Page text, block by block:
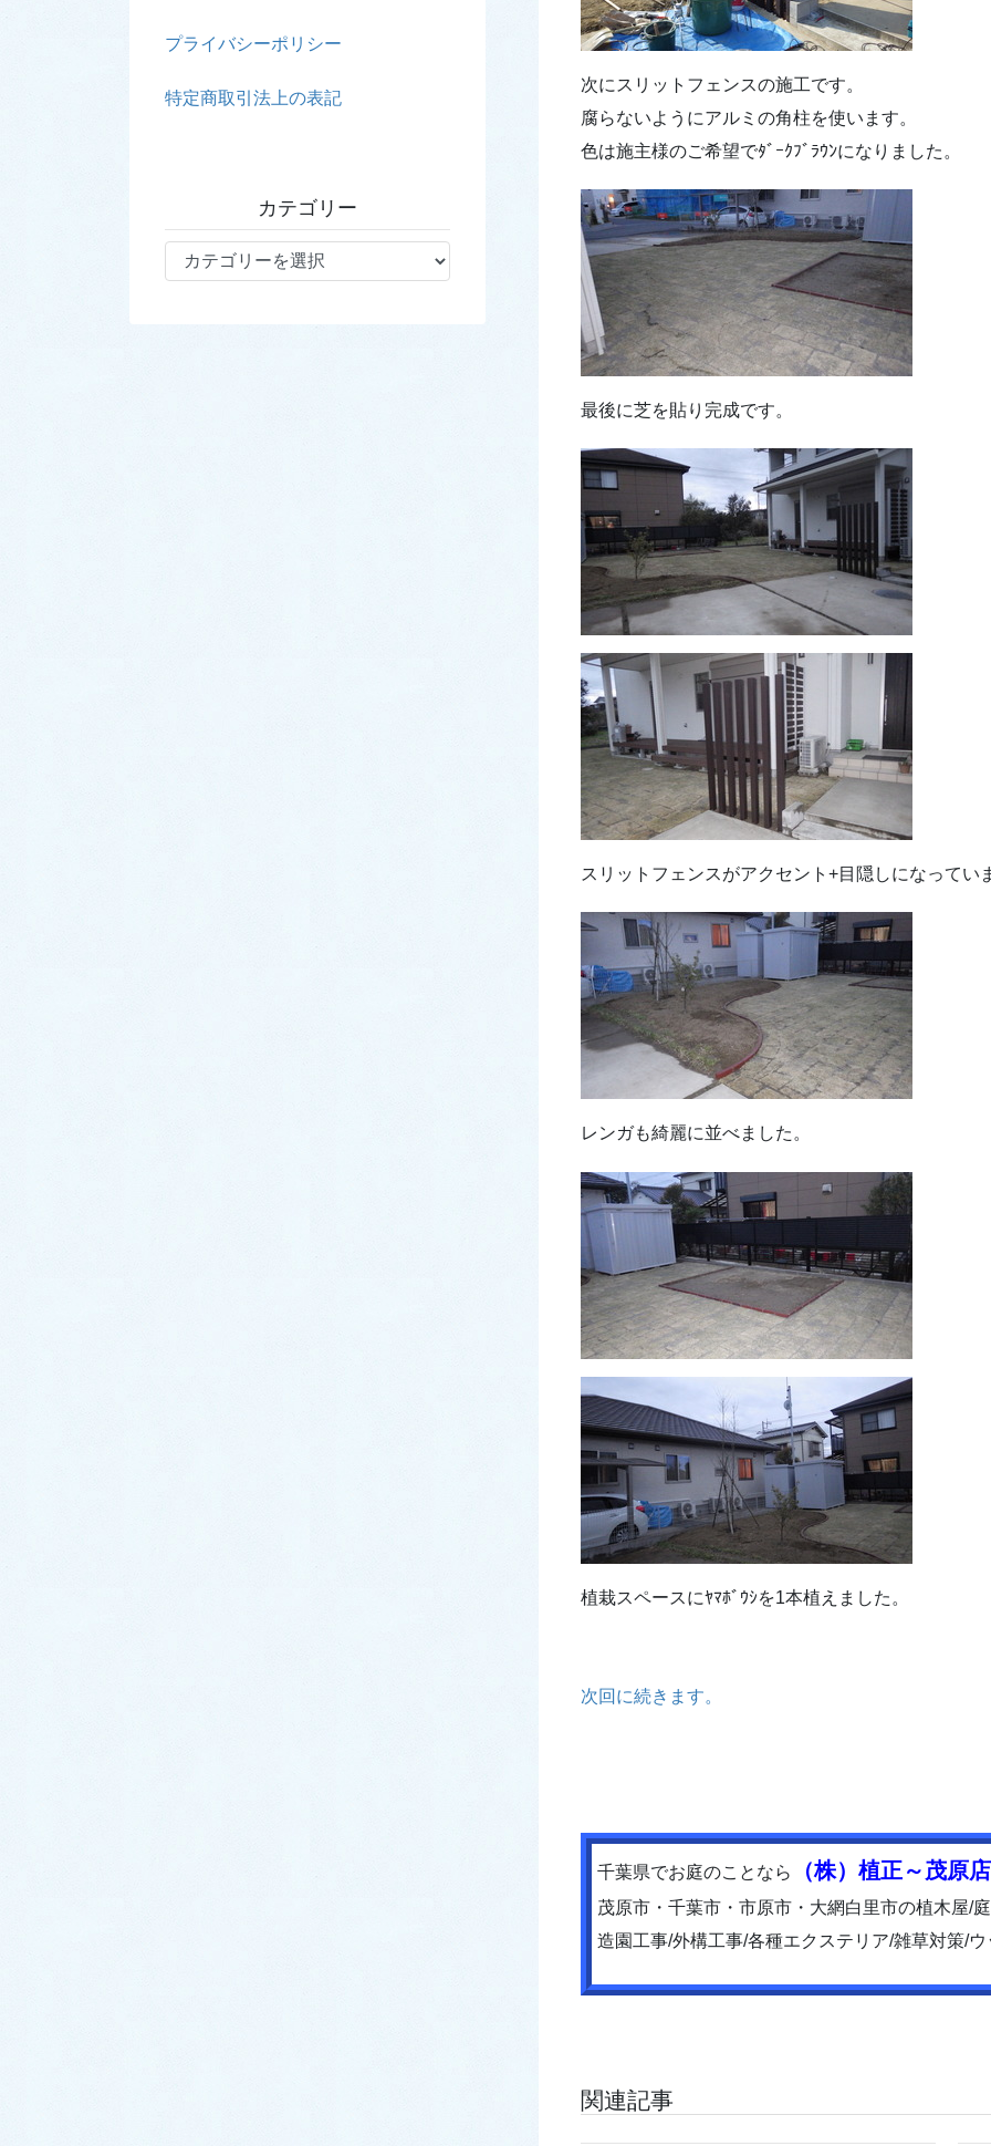
次にスリットフェンスの施工です。
腐らないようにアルミの角柱を使います。
色は施主様のご希望でﾀﾞｰｸﾌﾞﾗｳﾝになりました。
最後に芝を貼り完成です。
スリットフェンスがアクセント+目隠しになってい
レンガも綺麗に並べました。
植栽スペースにﾔﾏﾎﾞｳｼを1本植えました。
次回に続きます。
千葉県でお庭のことなら （株）植正～茂原
茂原市・千葉市・市原市・大網白里市の植木屋/
造園工事/外構工事/各種エクステリア/雑草対策/
関連記事
プライバシーポリシー
特定商取引法上の表記
カテゴリー
テ